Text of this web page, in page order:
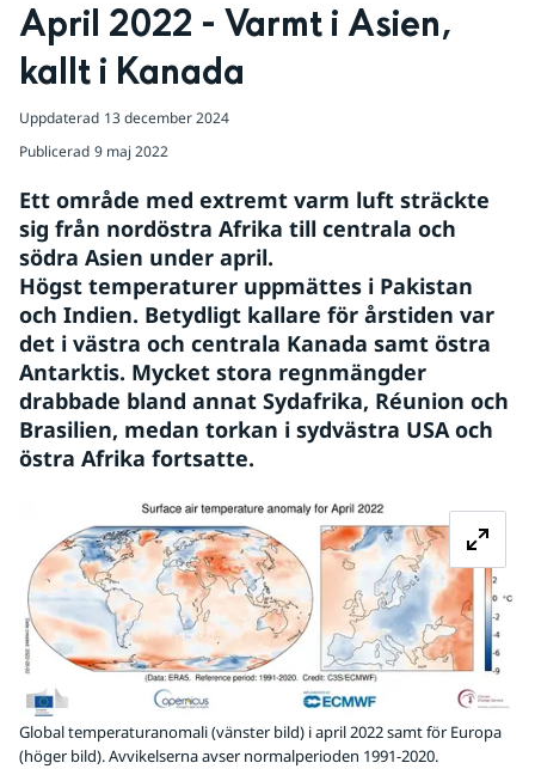
April 2022 - Varmt i Asien,
kallt i Kanada
Uppdaterad 13 december 2024
Publicerad 9 maj 2022
Ett område med extremt varm luft sträckte
sig från nordöstra Afrika till centrala och
södra Asien under april.
Högst temperaturer uppmättes i Pakistan
och Indien. Betydligt kallare för årstiden var
det i västra och centrala Kanada samt östra
Antarktis. Mycket stora regnmängder
drabbade bland annat Sydafrika, Réunion och
Brasilien, medan torkan i sydvästra USA och
östra Afrika fortsatte.
Global temperaturanomali (vänster bild) i april 2022 samt för Europa
(höger bild). Avvikelserna avser normalperioden 1991-2020.